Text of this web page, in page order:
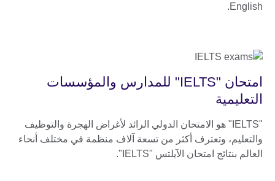
English.
امتحان "IELTS" للمدارس والمؤسسات
التعليمية
"IELTS" هو الامتحان الدولي الرائد لأغراض الهجرة والتوظيف
والتعليم، وتعترف أكثر من تسعة آلاف منظمة في مختلف أنحاء
العالم بنتائج امتحان الآيلتس "IELTS".